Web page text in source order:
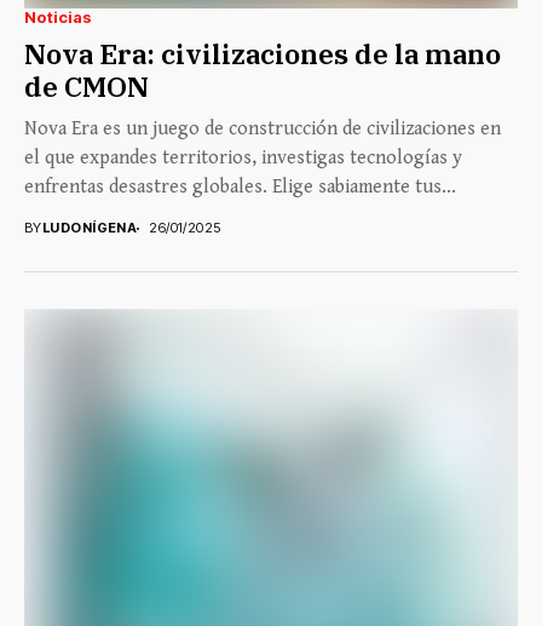
Noticias
Nova Era: civilizaciones de la mano
de CMON
Nova Era es un juego de construcción de civilizaciones en
el que expandes territorios, investigas tecnologías y
enfrentas desastres globales. Elige sabiamente tus...
BYLUDONÍGENA 26/01/2025